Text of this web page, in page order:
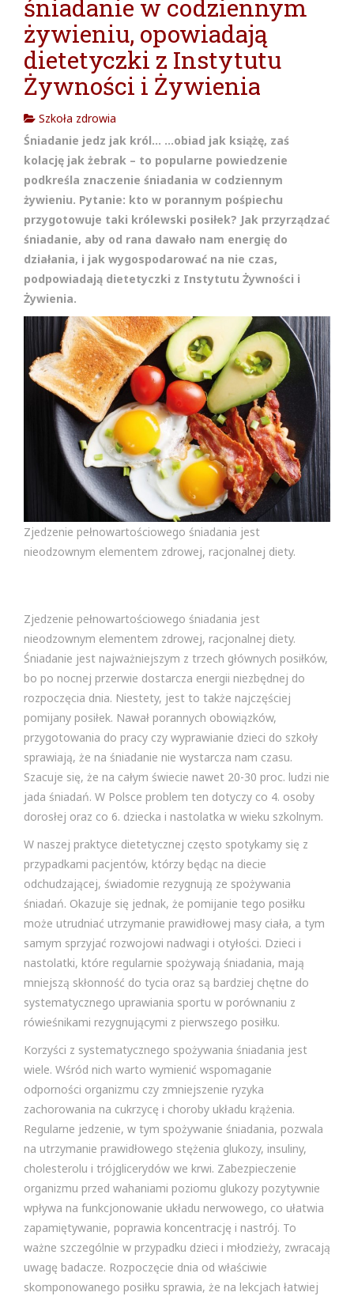
śniadanie w codziennym
żywieniu, opowiadają
dietetyczki z Instytutu
Żywności i Żywienia
Szkoła zdrowia
Śniadanie jedz jak król… …obiad jak książę, zaś
kolację jak żebrak – to popularne powiedzenie
podkreśla znaczenie śniadania w codziennym
żywieniu. Pytanie: kto w porannym pośpiechu
przygotowuje taki królewski posiłek? Jak przyrządzać
śniadanie, aby od rana dawało nam energię do
działania, i jak wygospodarować na nie czas,
podpowiadają dietetyczki z Instytutu Żywności i
Żywienia.
Zjedzenie pełnowartościowego śniadania jest
nieodzownym elementem zdrowej, racjonalnej diety.
Zjedzenie pełnowartościowego śniadania jest
nieodzownym elementem zdrowej, racjonalnej diety.
Śniadanie jest najważniejszym z trzech głównych posiłków,
bo po nocnej przerwie dostarcza energii niezbędnej do
rozpoczęcia dnia. Niestety, jest to także najczęściej
pomijany posiłek. Nawał porannych obowiązków,
przygotowania do pracy czy wyprawianie dzieci do szkoły
sprawiają, że na śniadanie nie wystarcza nam czasu.
Szacuje się, że na całym świecie nawet 20-30 proc. ludzi nie
jada śniadań. W Polsce problem ten dotyczy co 4. osoby
dorosłej oraz co 6. dziecka i nastolatka w wieku szkolnym.
W naszej praktyce dietetycznej często spotykamy się z
przypadkami pacjentów, którzy będąc na diecie
odchudzającej, świadomie rezygnują ze spożywania
śniadań. Okazuje się jednak, że pomijanie tego posiłku
może utrudniać utrzymanie prawidłowej masy ciała, a tym
samym sprzyjać rozwojowi nadwagi i otyłości. Dzieci i
nastolatki, które regularnie spożywają śniadania, mają
mniejszą skłonność do tycia oraz są bardziej chętne do
systematycznego uprawiania sportu w porównaniu z
rówieśnikami rezygnującymi z pierwszego posiłku.
Korzyści z systematycznego spożywania śniadania jest
wiele. Wśród nich warto wymienić wspomaganie
odporności organizmu czy zmniejszenie ryzyka
zachorowania na cukrzycę i choroby układu krążenia.
Regularne jedzenie, w tym spożywanie śniadania, pozwala
na utrzymanie prawidłowego stężenia glukozy, insuliny,
cholesterolu i trójglicerydów we krwi. Zabezpieczenie
organizmu przed wahaniami poziomu glukozy pozytywnie
wpływa na funkcjonowanie układu nerwowego, co ułatwia
zapamiętywanie, poprawia koncentrację i nastrój. To
ważne szczególnie w przypadku dzieci i młodzieży, zwracają
uwagę badacze. Rozpoczęcie dnia od właściwie
skomponowanego posiłku sprawia, że na lekcjach łatwiej